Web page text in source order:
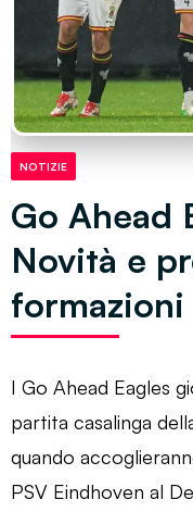
NOTIZIE
Go Ahead
Novità e
formazioni
I Go Ahead Eagles
partita casalinga
quando
PSV Eindhoven al